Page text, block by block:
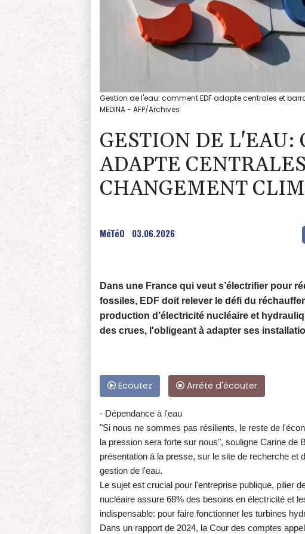
Gestion de l'eau: comment EDF adapte centrales et
MEDINA - AFP/Archives
GESTION DE L'EAU:
ADAPTE
CHANGEMENT
MéTéO 03.06.2026
Dans une France qui veut s’électrifier pour
fossiles, EDF doit relever le défi du
production d’électricité nucléaire et
des crues, l'obligeant à adapter ses
Ecoutez Arrête d'écouter
- Dépendance à l'eau
"Si nous ne sommes pas résilients, le reste de
la pression sera forte sur nous", souligne Carine
présentation à la presse, sur le site de recherche et
gestion de l'eau.
Le sujet est crucial pour l'entreprise publique, pilier
nucléaire assure 68% des besoins en électricité et
indispensable: pour faire fonctionner les turbines
Dans un rapport de 2024, la Cour des comptes